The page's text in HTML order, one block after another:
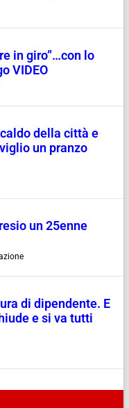
in giro”…con lo
VIDEO
della città e
un pranzo
un 25enne
di dipendente. E
e si va tutti